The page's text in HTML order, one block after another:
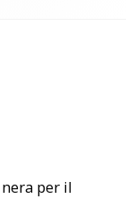
nera per il